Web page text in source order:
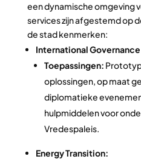
een dynamische omgeving
services zijn afgestemd op
de stad kenmerken:
International
Toepassingen:
oplossingen, op maat
diplomatieke
hulpmiddelen voor
Vredespaleis.
Energy Transition: